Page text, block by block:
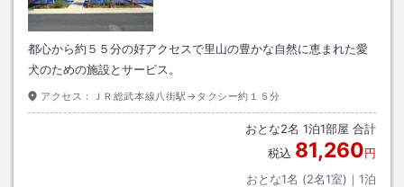
都心から約５５分の好アクセスで里山の豊かな自然に恵まれた愛
犬のための施設とサービス。
アクセス： ＪＲ総武本線八街駅→タクシー約１５分
おとな2名 1泊1部屋 合計
税込 81,260円
おとな1名 (2名1室)｜ 1泊